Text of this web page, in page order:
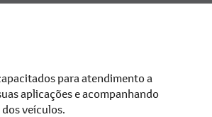
para atendimento a
aplicações e acompanhando
veículos.